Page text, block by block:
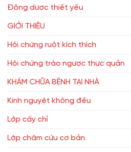
Đông dược thiết yếu
GIỚI THIỆU
Hội chứng ruột kích thích
Hội chứng trào ngược thực quản
KHÁM CHỮA BỆNH TẠI NHÀ
Kinh nguyệt không đều
Lớp cấy chỉ
Lớp châm cứu cơ bản